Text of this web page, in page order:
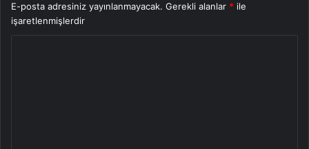
E-posta adresiniz yayınlanmayacak. Gerekli alanlar * ile
işaretlenmişlerdir